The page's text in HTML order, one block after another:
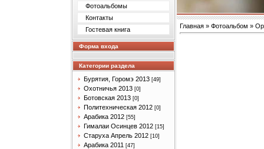
Фотоальбомы
Контакты
Гостевая книга
Форма входа
Категории раздела
Бурятия, Горомэ 2013 [49]
Охотничья 2013 [0]
Ботовская 2013 [0]
Политехническая 2012 [0]
Арабика 2012 [55]
Гималаи Осинцев 2012 [15]
Старуха Апрель 2012 [10]
Арабика 2011 [47]
Главная » Фотоальбом »